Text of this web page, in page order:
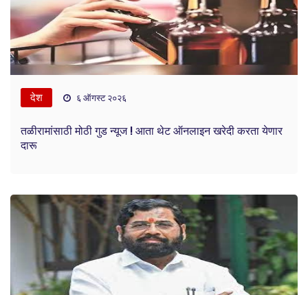
देश ६ ऑगस्ट २०२६
तळीरामांसाठी मोठी गुड न्यूज ! आता थेट ऑनलाइन खरेदी करता येणार
दारू